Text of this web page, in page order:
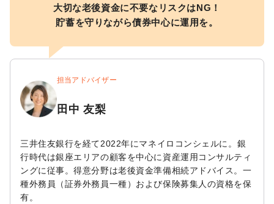
大切な老後資金に不要なリスクはNG！
貯蓄を守りながら債券中心に運用を。
担当アドバイザー
田中 友梨
三井住友銀行を経て2022年にマネイロコンシェルに。銀
行時代は銀座エリアの顧客を中心に資産運用コンサルティ
ングに従事。得意分野は老後資金準備相続アドバイス。一
種外務員（証券外務員一種）および保険募集人の資格を保
有。